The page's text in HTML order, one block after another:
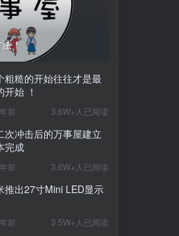
！
粗糙的开始往往才是最
开始 ！
前 3.6W+人已阅读
次冲击后的万事屋建立
完成
前 3.6W+人已阅读
推出27寸Mini LED显示
前 3.5W+人已阅读